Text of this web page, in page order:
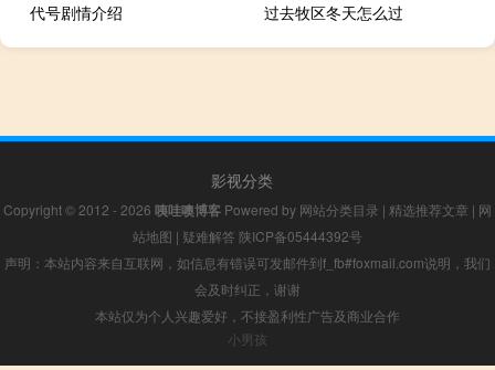
代号剧情介绍
过去牧区冬天怎么过
影视分类
Copyright © 2012 - 2026 咦哇噢博客 Powered by 网站分类目录 | 精选推荐文章 | 网
站地图 | 疑难解答 陕ICP备05444392号
声明：本站内容来自互联网，如信息有错误可发邮件到f_fb#foxmail.com说明，我们
会及时纠正，谢谢
本站仅为个人兴趣爱好，不接盈利性广告及商业合作
小男孩